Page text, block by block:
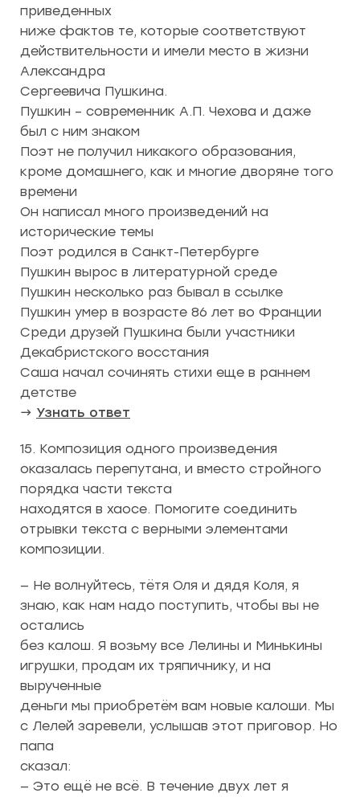
приведенных
ниже фактов те, которые соответствуют
действительности и имели место в жизни
Александра
Сергеевича Пушкина.
Пушкин – современник А.П. Чехова и даже
был с ним знаком
Поэт не получил никакого образования,
кроме домашнего, как и многие дворяне того
времени
Он написал много произведений на
исторические темы
Поэт родился в Санкт-Петербурге
Пушкин вырос в литературной среде
Пушкин несколько раз бывал в ссылке
Пушкин умер в возрасте 86 лет во Франции
Среди друзей Пушкина были участники
Декабристского восстания
Саша начал сочинять стихи еще в раннем
детстве
→ Узнать ответ
15. Композиция одного произведения
оказалась перепутана, и вместо стройного
порядка части текста
находятся в хаосе. Помогите соединить
отрывки текста с верными элементами
композиции.
— Не волнуйтесь, тётя Оля и дядя Коля, я
знаю, как нам надо поступить, чтобы вы не
остались
без калош. Я возьму все Лелины и Минькины
игрушки, продам их тряпичнику, и на
вырученные
деньги мы приобретём вам новые калоши. Мы
с Лелей заревели, услышав этот приговор. Но
папа
сказал:
— Это ещё не всё. В течение двух лет я